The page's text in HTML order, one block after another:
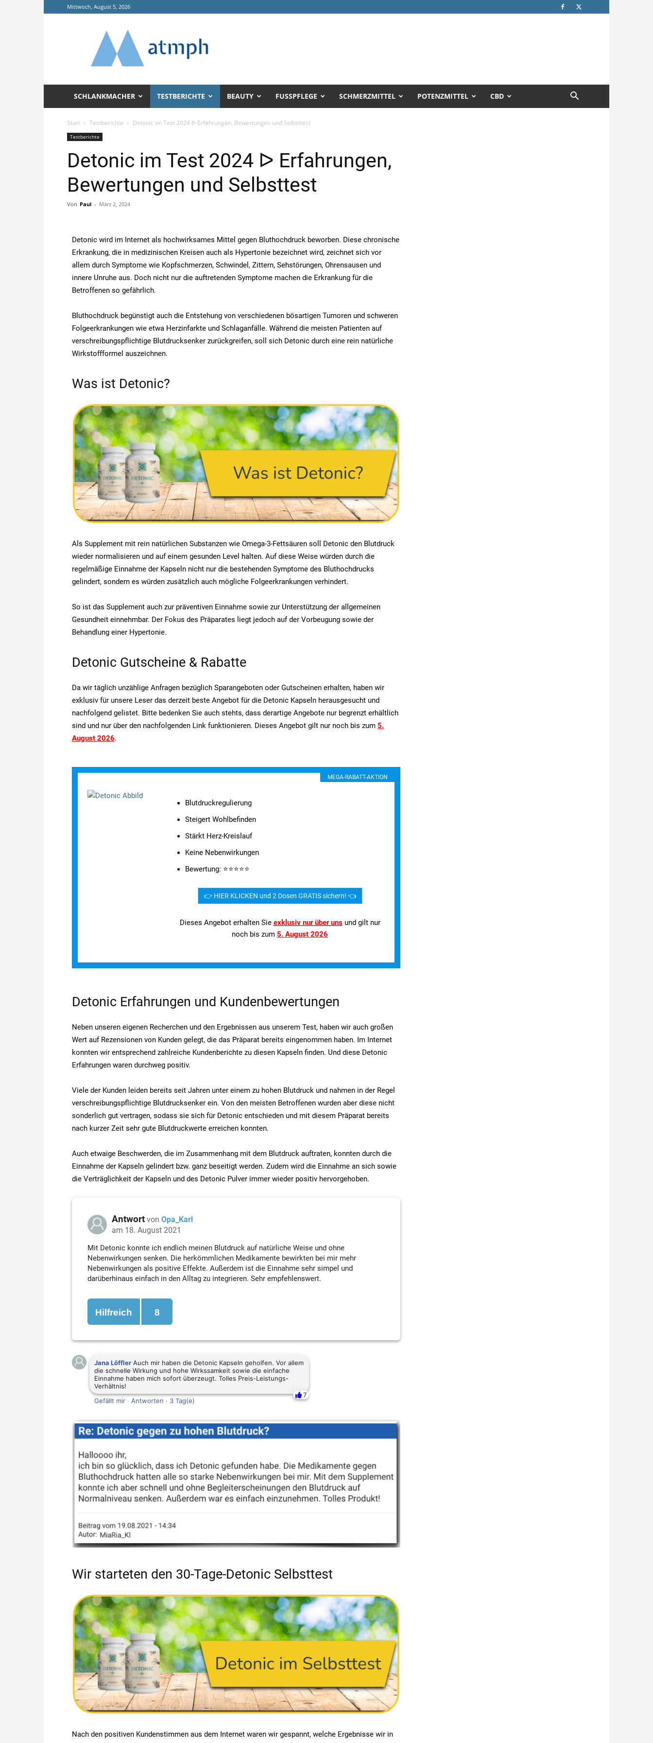
Mittwoch, August 5, 2026
Annals
Tropical
Medicine
Public
Health
SCHLANKMACHER TESTBERICHTE BEAUTY FUSSPFLEGE SCHMERZMITTEL POTENZMITTEL CBD
Start Testberichte Detonic im Test 2024 ᐅ Erfahrungen, Bewertungen und Selbsttest
Testberichte
Detonic im Test 2024 ᐅ Erfahrungen,
Bewertungen und Selbsttest
Von Paul - März 2, 2024
Detonic wird im Internet als hochwirksames Mittel gegen Bluthochdruck beworben. Diese chronische
Erkrankung, die in medizinischen Kreisen auch als Hypertonie bezeichnet wird, zeichnet sich vor
allem durch Symptome wie Kopfschmerzen, Schwindel, Zittern, Sehstörungen, Ohrensausen und
innere Unruhe aus. Doch nicht nur die auftretenden Symptome machen die Erkrankung für die
Betroffenen so gefährlich.
Bluthochdruck begünstigt auch die Entstehung von verschiedenen bösartigen Tumoren und schweren
Folgeerkrankungen wie etwa Herzinfarkte und Schlaganfälle. Während die meisten Patienten auf
verschreibungspflichtige Blutdrucksenker zurückgreifen, soll sich Detonic durch eine rein natürliche
Wirkstoffformel auszeichnen.
Was ist Detonic?
Als Supplement mit rein natürlichen Substanzen wie Omega-3-Fettsäuren soll Detonic den Blutdruck
wieder normalisieren und auf einem gesunden Level halten. Auf diese Weise würden durch die
regelmäßige Einnahme der Kapseln nicht nur die bestehenden Symptome des Bluthochdrucks
gelindert, sondern es würden zusätzlich auch mögliche Folgeerkrankungen verhindert.
So ist das Supplement auch zur präventiven Einnahme sowie zur Unterstützung der allgemeinen
Gesundheit einnehmbar. Der Fokus des Präparates liegt jedoch auf der Vorbeugung sowie der
Behandlung einer Hypertonie.
Detonic Gutscheine & Rabatte
Da wir täglich unzählige Anfragen bezüglich Sparangeboten oder Gutscheinen erhalten, haben wir
exklusiv für unsere Leser das derzeit beste Angebot für die Detonic Kapseln herausgesucht und
nachfolgend gelistet. Bitte bedenken Sie auch stehts, dass derartige Angebote nur begrenzt erhältlich
sind und nur über den nachfolgenden Link funktionieren. Dieses Angebot gilt nur noch bis zum 5.
August 2026.
MEGA-RABATT-AKTION
Blutdruckregulierung
Steigert Wohlbefinden
Stärkt Herz-Kreislauf
Keine Nebenwirkungen
Bewertung: ⭐⭐⭐⭐⭐
👉 HIER KLICKEN und 2 Dosen GRATIS sichern! 👈
Dieses Angebot erhalten Sie exklusiv nur über unsund gilt nur
noch bis zum 5. August 2026
Detonic Erfahrungen und Kundenbewertungen
Neben unseren eigenen Recherchen und den Ergebnissen aus unserem Test, haben wir auch großen
Wert auf Rezensionen von Kunden gelegt, die das Präparat bereits eingenommen haben. Im Internet
konnten wir entsprechend zahlreiche Kundenberichte zu diesen Kapseln finden. Und diese Detonic
Erfahrungen waren durchweg positiv.
Viele der Kunden leiden bereits seit Jahren unter einem zu hohen Blutdruck und nahmen in der Regel
verschreibungspflichtige Blutdrucksenker ein. Von den meisten Betroffenen wurden aber diese nicht
sonderlich gut vertragen, sodass sie sich für Detonic entschieden und mit diesem Präparat bereits
nach kurzer Zeit sehr gute Blutdruckwerte erreichen konnten.
Auch etwaige Beschwerden, die im Zusammenhang mit dem Blutdruck auftraten, konnten durch die
Einnahme der Kapseln gelindert bzw. ganz beseitigt werden. Zudem wird die Einnahme an sich sowie
die Verträglichkeit der Kapseln und des Detonic Pulver immer wieder positiv hervorgehoben.
Antwort von Opa_Karl
am 18. August 2021
Mit Detonic konnte ich endlich meinen Blutdruck auf natürliche Weise und ohne
Nebenwirkungen senken. Die herkömmlichen Medikamente bewirkten bei mir mehr
Nebenwirkungen als positive Effekte. Außerdem ist die Einnahme sehr simpel und
darüberhinaus einfach in den Alltag zu integrieren. Sehr empfehlenswert.
Hilfreich 8
Jana Löffler Auch mir haben die Detonic Kapseln geholfen. Vor allem
die schnelle Wirkung und hohe Wirkssamkeit sowie die einfache
Einnahme haben mich sofort überzeugt. Tolles Preis-Leistungs-
Verhältnis!
7
Gefällt mir · Antworten · 3 Tag(e)
Wir starteten den 30-Tage-Detonic Selbsttest
Nach den positiven Kundenstimmen aus dem Internet waren wir gespannt, welche Ergebnisse wir in